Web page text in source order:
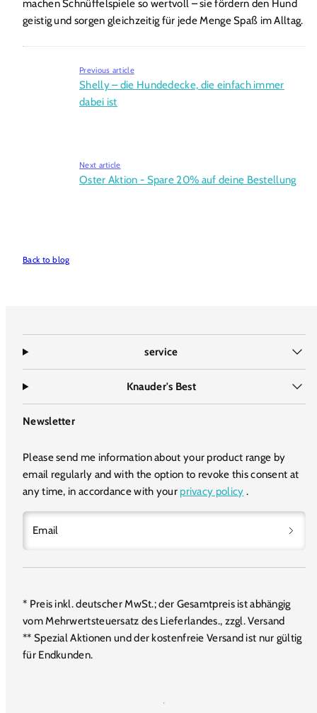
machen Schnüffelspiele so wertvoll – sie fördern den Hund
geistig und sorgen gleichzeitig für jede Menge Spaß im Alltag.
Previous article
Shelly – die Hundedecke, die einfach immer
dabei ist
Next article
Oster Aktion - Spare 20% auf deine Bestellung
Back to blog
service
Knauder's Best
Newsletter
Please send me information about your product range by
email regularly and with the option to revoke this consent at
any time, in accordance with your privacy policy .
Email
* Preis inkl. deutscher MwSt.; der Gesamtpreis ist abhängig
vom Mehrwertsteuersatz des Lieferlandes., zzgl. Versand
** Spezial Aktionen und der kostenfreie Versand ist nur gültig
für Endkunden.